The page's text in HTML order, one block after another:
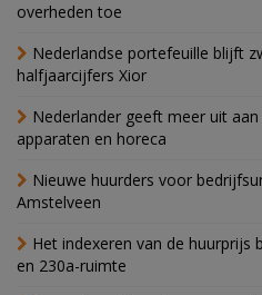
overheden toe
Nederlandse portefeuille blijft
halfjaarcijfers Xior
Nederlander geeft meer uit aan
apparaten en horeca
Nieuwe huurders voor
Amstelveen
Het indexeren van de huurprijs
en 230a-ruimte